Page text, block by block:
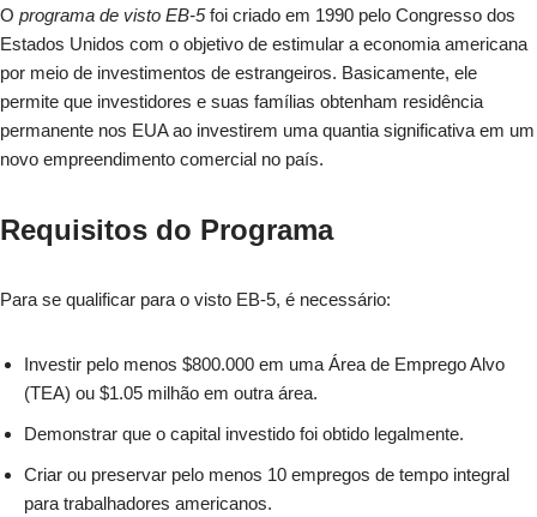
O programa de visto EB-5foi criado em 1990 pelo Congresso dos
Estados Unidos com o objetivo de estimular a economia americana
por meio de investimentos de estrangeiros. Basicamente, ele
permite que investidores e suas famílias obtenham residência
permanente nos EUA ao investirem uma quantia significativa em um
novo empreendimento comercial no país.
Requisitos do Programa
Para se qualificar para o visto EB-5, é necessário:
Investir pelo menos $800.000 em uma Área de Emprego Alvo
(TEA) ou $1.05 milhão em outra área.
Demonstrar que o capital investido foi obtido legalmente.
Criar ou preservar pelo menos 10 empregos de tempo integral
para trabalhadores americanos.